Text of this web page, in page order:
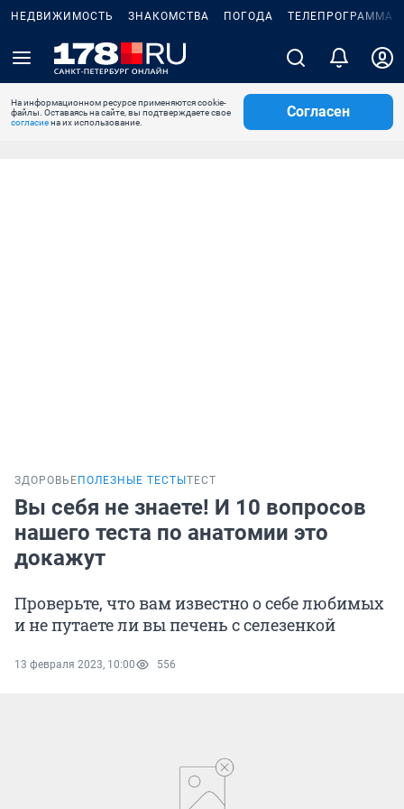
НЕДВИЖИМОСТЬ ЗНАКОМСТВА ПОГОДА ТЕЛЕПРОГРАММА
На информационном ресурсе применяются cookie-
файлы. Оставаясь на сайте, вы подтверждаете свое
согласиена их использование.
Согласен
ЗДОРОВЬЕ ПОЛЕЗНЫЕ ТЕСТЫ ТЕСТ
Вы себя не знаете! И 10 вопросов
нашего теста по анатомии это
докажут
Проверьте, что вам известно о себе любимых
и не путаете ли вы печень с селезенкой
13 февраля 2023, 10:00 556